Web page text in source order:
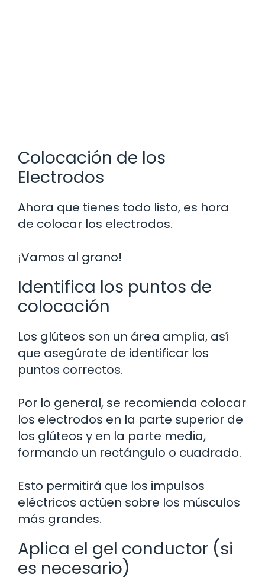
Colocación de los
Electrodos
Ahora que tienes todo listo, es hora
de colocar los electrodos.
¡Vamos al grano!
Identifica los puntos de
colocación
Los glúteos son un área amplia, así
que asegúrate de identificar los
puntos correctos.
Por lo general, se recomienda colocar
los electrodos en la parte superior de
los glúteos y en la parte media,
formando un rectángulo o cuadrado.
Esto permitirá que los impulsos
eléctricos actúen sobre los músculos
más grandes.
Aplica el gel conductor (si
es necesario)